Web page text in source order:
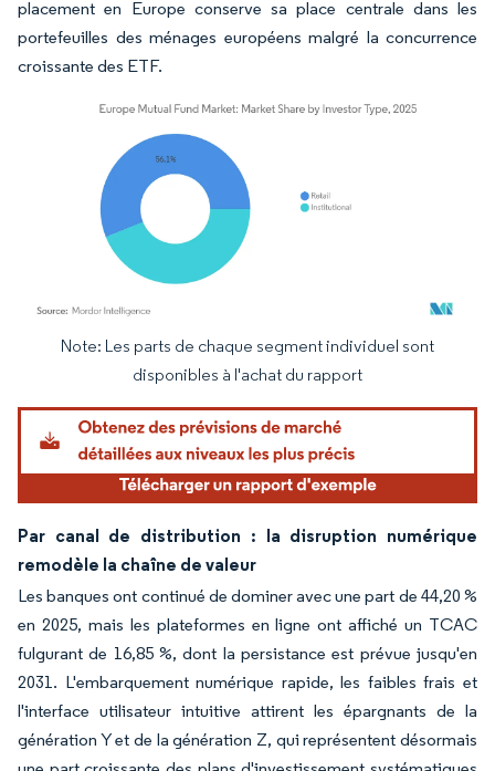
placement en Europe conserve sa place centrale dans les
portefeuilles des ménages européens malgré la concurrence
croissante des ETF.
Image © Mordor Intelligence. La réutilisation nécessite une attribution sous CC BY
Note: Les parts de chaque segment individuel sont
disponibles à l'achat du rapport
Par canal de distribution : la disruption numérique
remodèle la chaîne de valeur
Les banques ont continué de dominer avec une part de 44,20 %
en 2025, mais les plateformes en ligne ont affiché un TCAC
fulgurant de 16,85 %, dont la persistance est prévue jusqu'en
2031. L'embarquement numérique rapide, les faibles frais et
l'interface utilisateur intuitive attirent les épargnants de la
génération Y et de la génération Z, qui représentent désormais